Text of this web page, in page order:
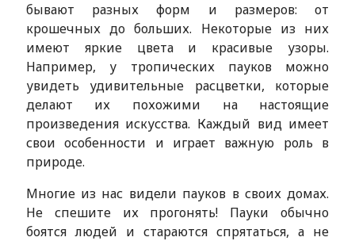
бывают разных форм и размеров: от
крошечных до больших. Некоторые из них
имеют яркие цвета и красивые узоры.
Например, у тропических пауков можно
увидеть удивительные расцветки, которые
делают их похожими на настоящие
произведения искусства. Каждый вид имеет
свои особенности и играет важную роль в
природе.
Многие из нас видели пауков в своих домах.
Не спешите их прогонять! Пауки обычно
боятся людей и стараются спрятаться, а не